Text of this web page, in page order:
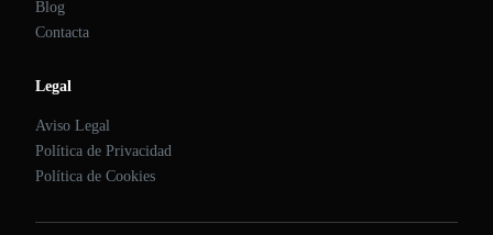
Blog
Contacta
Legal
Aviso Legal
Política de Privacidad
Política de Cookies